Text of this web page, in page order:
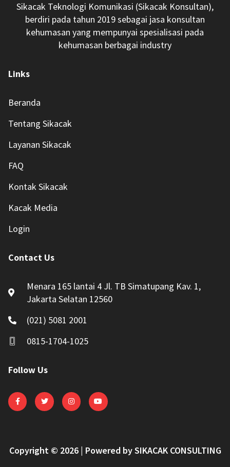
Sikacak Teknologi Komunikasi (Sikacak Konsultan),
berdiri pada tahun 2019 sebagai jasa konsultan
kehumasan yang mempunyai spesialisasi pada
kehumasan berbagai industry
Links
Beranda
Tentang Sikacak
Layanan Sikacak
FAQ
Kontak Sikacak
Kacak Media
Login
Contact Us
Menara 165 lantai 4 Jl. TB Simatupang Kav. 1,
Jakarta Selatan 12560
(021) 5081 2001
0815-1704-1025
Follow Us
Copyright © 2026 | Powered by SIKACAK CONSULTING